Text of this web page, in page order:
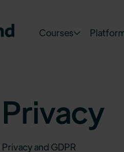
Courses 
Privacy
Privacy and GDPR